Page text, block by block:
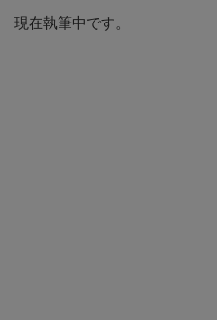
現在執筆中です。